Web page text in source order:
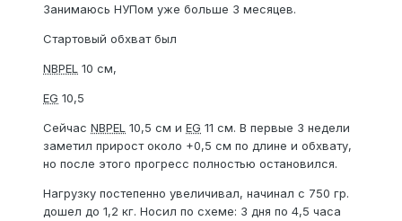
Занимаюсь НУПом уже больше 3 месяцев.
Стартовый обхват был
NBPEL 10 см,
EG 10,5
Сейчас NBPEL 10,5 см и EG 11 см. В первые 3 недели
заметил прирост около +0,5 см по длине и обхвату,
но после этого прогресс полностью остановился.
Нагрузку постепенно увеличивал, начинал с 750 гр.
дошел до 1,2 кг. Носил по схеме: 3 дня по 4,5 часа